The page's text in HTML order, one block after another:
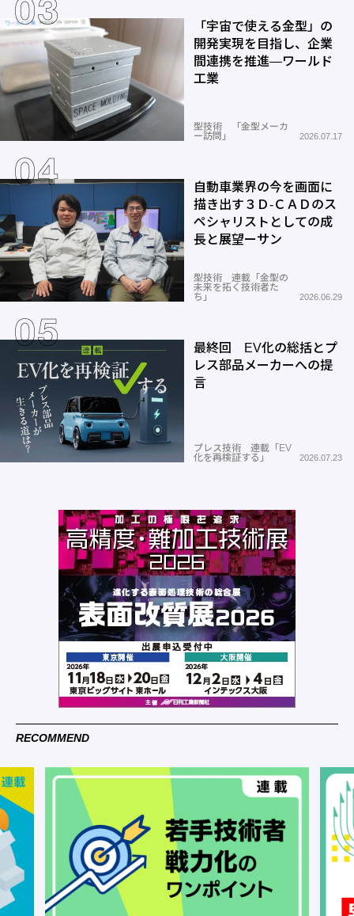
「宇宙で使える金型」の
開発実現を目指し、企業
間連携を推進―ワールド
工業
型技術 「金型メーカ
ー訪問」
2026.07.17
自動車業界の今を画面に
描き出す３Ｄ-ＣＡＤのス
ペシャリストとしての成
長と展望ーサン
型技術 連載「金型の
未来を拓く技術者た
ち」
2026.06.29
最終回 EV化の総括とプ
レス部品メーカーへの提
言
プレス技術 連載「EV
化を再検証する」
2026.07.23
RECOMMEND